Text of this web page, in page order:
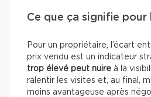
Ce que ça signifie pour
Pour un propriétaire, l’écart
prix vendu est un indicateur
trop élevé peut nuire à la
ralentir les visites et, au final,
moins avantageuse après